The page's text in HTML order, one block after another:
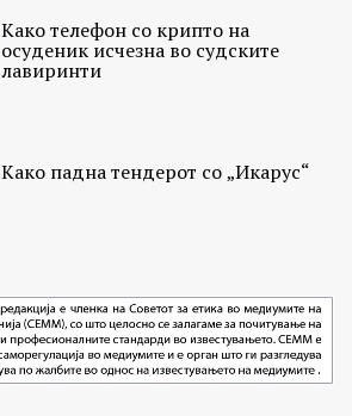
Како телефон со крипто на
осуденик исчезна во судските
лавиринти
Како падна тендерот со „Икарус“